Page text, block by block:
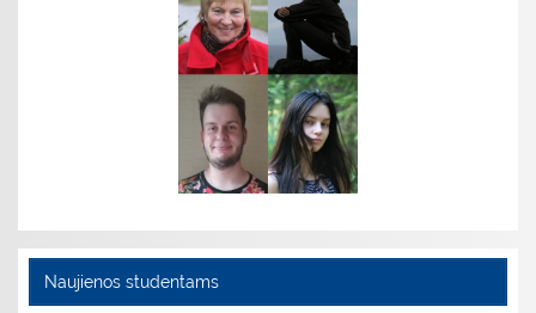
Naujienos studentams